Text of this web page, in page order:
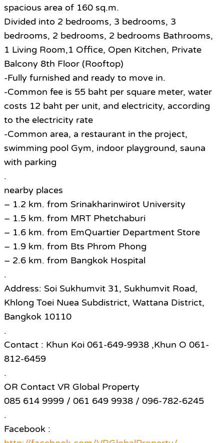
spacious area of 160 sq.m.
Divided into 2 bedrooms, 3 bedrooms, 3
bedrooms, 2 bedrooms, 2 bedrooms Bathrooms,
1 Living Room,1 Office, Open Kitchen, Private
Balcony 8th Floor (Rooftop)
-Fully furnished and ready to move in.
-Common fee is 55 baht per square meter, water
costs 12 baht per unit, and electricity, according
to the electricity rate
-Common area, a restaurant in the project,
swimming pool Gym, indoor playground, sauna
with parking
.
nearby places
– 1.2 km. from Srinakharinwirot University
– 1.5 km. from MRT Phetchaburi
– 1.6 km. from EmQuartier Department Store
– 1.9 km. from Bts Phrom Phong
– 2.6 km. from Bangkok Hospital
.
Address: Soi Sukhumvit 31, Sukhumvit Road,
Khlong Toei Nuea Subdistrict, Wattana District,
Bangkok 10110
.
Contact : Khun Koi 061-649-9938 ,Khun O 061-
812-6459
.
OR Contact VR Global Property
085 614 9999 / 061 649 9938 / 096-782-6245
.
Facebook :